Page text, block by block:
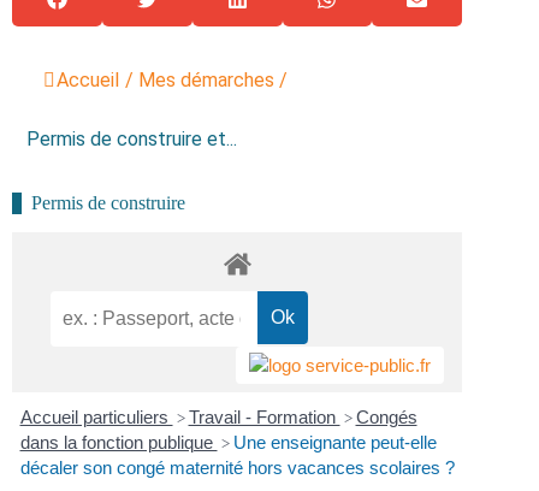
Accueil / Mes démarches /
Permis de construire et...
Permis de construire
Accueil particuliers > Travail - Formation > Congés
dans la fonction publique > Une enseignante peut-elle
décaler son congé maternité hors vacances scolaires ?